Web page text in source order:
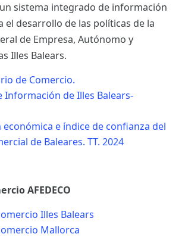
sistema integrado de información
el desarrollo de las políticas de la
de Empresa, Autónomo y
Illes Balears.
de Comercio.
Información de Illes Balears-
económica e índice de confianza del
de Baleares. TT. 2024
AFEDECO
Illes Balears
Mallorca